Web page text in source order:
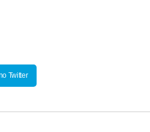
Twitter